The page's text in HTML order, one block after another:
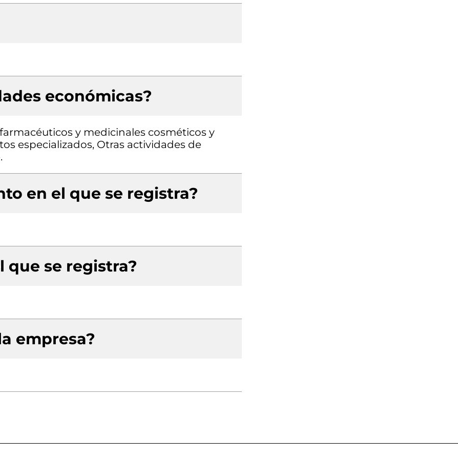
económicas?
y medicinales cosméticos y
especializados, Otras actividades de
en el que se registra?
que se registra?
empresa?